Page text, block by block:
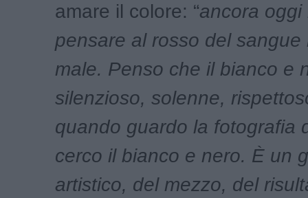
amare il colore: “ancora oggi
pensare al rosso del sangue
male. Penso che il bianco e
silenzioso, solenne,
quando guardo la fotografia
cerco il bianco e nero. È un
artistico, del mezzo, del